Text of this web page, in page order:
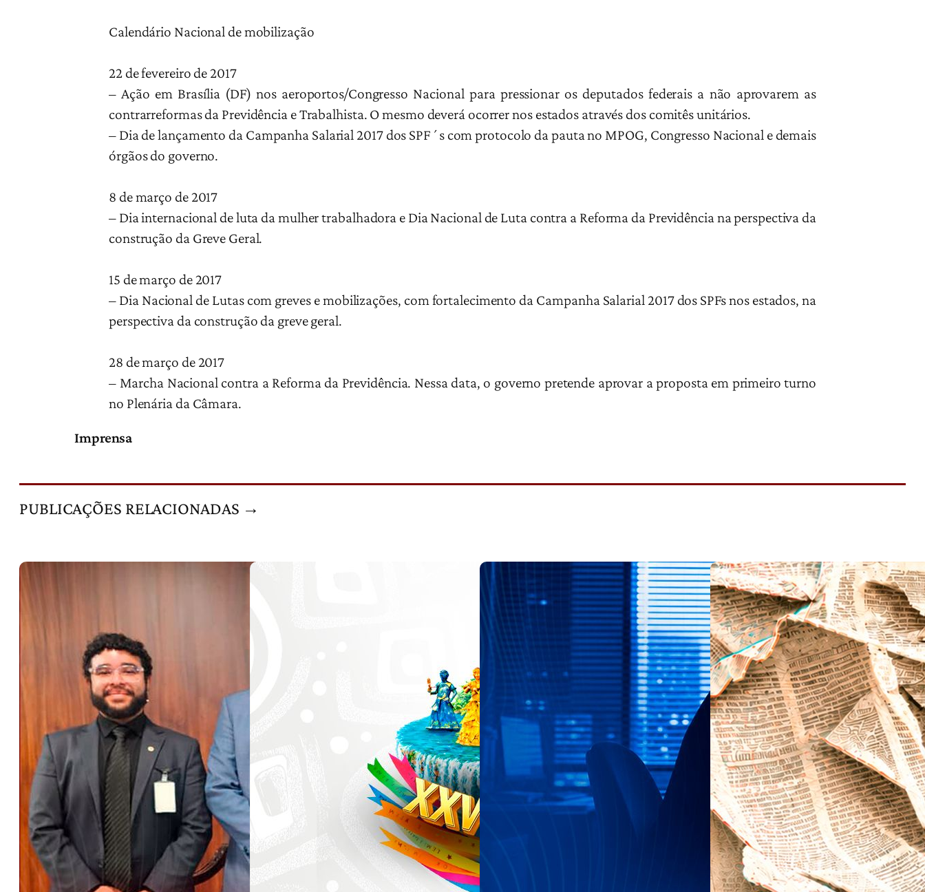
Calendário Nacional de mobilização
22 de fevereiro de 2017
– Ação em Brasília (DF) nos aeroportos/Congresso Nacional para pressionar os deputados federais a não aprovarem as
contrarreformas da Previdência e Trabalhista. O mesmo deverá ocorrer nos estados através dos comitês unitários.
– Dia de lançamento da Campanha Salarial 2017 dos SPF´s com protocolo da pauta no MPOG, Congresso Nacional e demais
órgãos do governo.
8 de março de 2017
– Dia internacional de luta da mulher trabalhadora e Dia Nacional de Luta contra a Reforma da Previdência na perspectiva da
construção da Greve Geral.
15 de março de 2017
– Dia Nacional de Lutas com greves e mobilizações, com fortalecimento da Campanha Salarial 2017 dos SPFs nos estados, na
perspectiva da construção da greve geral.
28 de março de 2017
– Marcha Nacional contra a Reforma da Previdência. Nessa data, o governo pretende aprovar a proposta em primeiro turno
no Plenária da Câmara.
Imprensa
PUBLICAÇÕES RELACIONADAS →